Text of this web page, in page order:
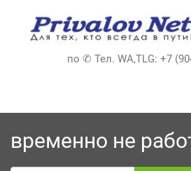
содержимому
по ✆ Тел. WA,TLG: +7
временно не